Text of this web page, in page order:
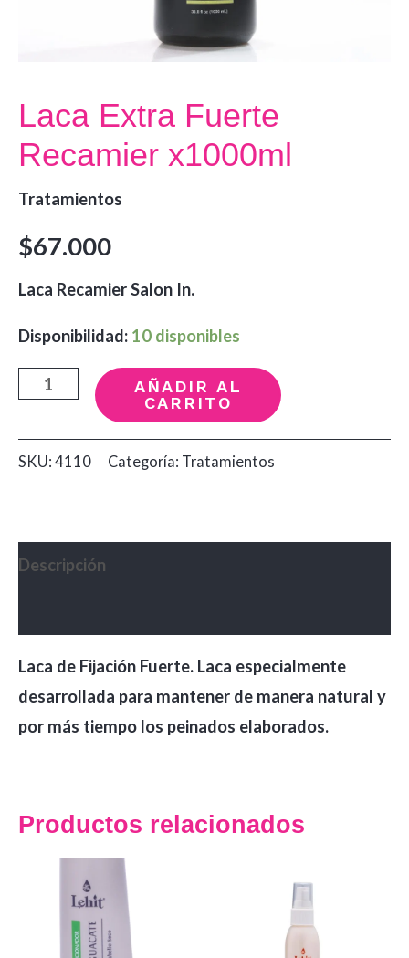
Laca Extra Fuerte
Recamier x1000ml
Tratamientos
$67.000
Laca Recamier Salon In.
Disponibilidad: 10 disponibles
Laca
Fuerte
Recamier
AÑADIR AL
CARRITO
SKU: 4110 Categoría: Tratamientos
Descripción
Laca de Fijación Fuerte. Laca especialmente
desarrollada para mantener de manera natural y
por más tiempo los peinados elaborados.
Productos relacionados